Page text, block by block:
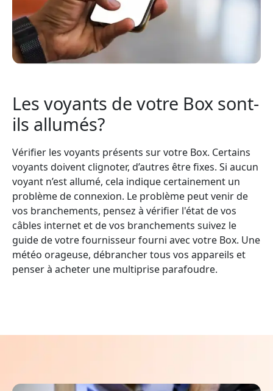
Les voyants de votre Box sont-
ils allumés?
Vérifier les voyants présents sur votre Box. Certains
voyants doivent clignoter, d’autres être fixes. Si aucun
voyant n’est allumé, cela indique certainement un
problème de connexion. Le problème peut venir de
vos branchements, pensez à vérifier l'état de vos
câbles internet et de vos branchements suivez le
guide de votre fournisseur fourni avec votre Box. Une
météo orageuse, débrancher tous vos appareils et
penser à acheter une multiprise parafoudre.